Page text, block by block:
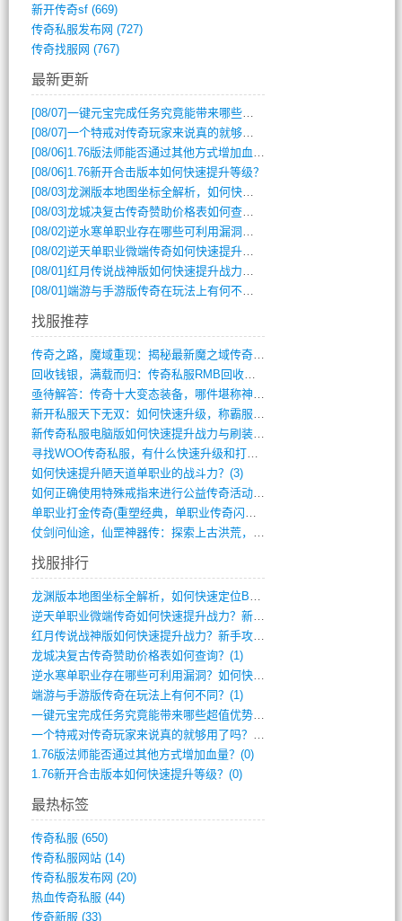
新开传奇sf(669)
传奇私服发布网 (727)
传奇找服网 (767)
最新更新
[08/07]一键元宝完成任务究竟能带来哪些超值优势？
[08/07]一个特戒对传奇玩家来说真的就够用了吗？
[08/06] 1.76版法师能否通过其他方式增加血量？
[08/06] 1.76新开合击版本如何快速提升等级？
[08/03]龙渊版本地图坐标全解析，如何快速定位BOSS位置？
[08/03]龙城决复古传奇赞助价格表如何查询？
[08/02]逆水寒单职业存在哪些可利用漏洞？如何快速提升战力？
[08/02]逆天单职业微端传奇如何快速提升战力？新手必看攻略
[08/01]红月传说战神版如何快速提升战力？新手攻略全解析？
[08/01]端游与手游版传奇在玩法上有何不同？
找服推荐
传奇之路，魔域重现：揭秘最新魔之域传奇攻(712)
回收钱银，满载而归：传奇私服RMB回收装(548)
亟待解答：传奇十大变态装备，哪件堪称神器(347)
新开私服天下无双：如何快速升级，称霸服务(681)
新传奇私服电脑版如何快速提升战力与刷装备(835)
寻找WOO传奇私服，有什么快速升级和打宝(864)
如何快速提升陋天道单职业的战斗力？(3)
如何正确使用特殊戒指来进行公益传奇活动？(10)
单职业打金传奇(重塑经典，单职业传奇闪耀(10)
仗剑问仙途，仙罡神器传：探索上古洪荒，揭(813)
找服排行
龙渊版本地图坐标全解析，如何快速定位BO(3)
逆天单职业微端传奇如何快速提升战力？新手(2)
红月传说战神版如何快速提升战力？新手攻略(2)
龙城决复古传奇赞助价格表如何查询？(1)
逆水寒单职业存在哪些可利用漏洞？如何快速(1)
端游与手游版传奇在玩法上有何不同？(1)
一键元宝完成任务究竟能带来哪些超值优势？(0)
一个特戒对传奇玩家来说真的就够用了吗？(0)
1.76版法师能否通过其他方式增加血量？(0)
1.76新开合击版本如何快速提升等级？(0)
最热标签
传奇私服 (650)
传奇私服网站(14)
传奇私服发布网 (20)
热血传奇私服 (44)
传奇新服 (33)